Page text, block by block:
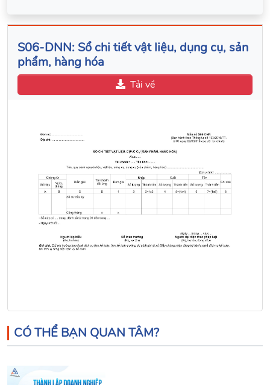
S06-DNN: Sổ chi tiết vật liệu, dụng cụ, sản
phẩm, hàng hóa
Tải về
CÓ THỂ BẠN QUAN TÂM?